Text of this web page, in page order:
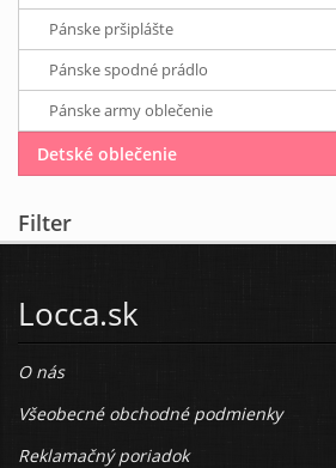
Pánske pršiplášte
Pánske spodné prádlo
Pánske army oblečenie
Detské oblečenie
Filter
Locca.sk
O nás
Všeobecné obchodné podmienky
Reklamačný poriadok